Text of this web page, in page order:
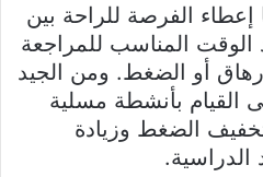
الفرصة للراحة بين
الوقت المناسب للمراجعة
أو الضغط. ومن الجيد
القيام بأنشطة مسلية
الضغط وزيادة
الدراسية.